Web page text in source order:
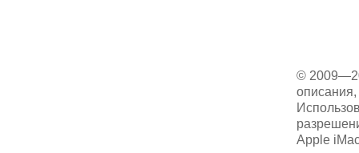
©
описания,
Apple